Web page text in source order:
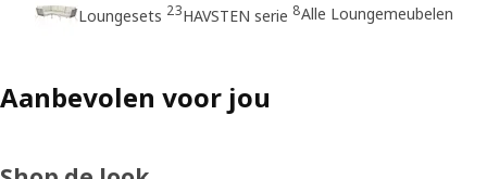
Loungesets 23HAVSTEN serie 8Alle Loungemeubelen
Aanbevolen voor jou